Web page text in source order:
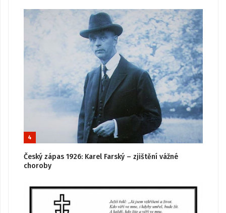
4
Český zápas 1926: Karel Farský – zjištění vážné
choroby